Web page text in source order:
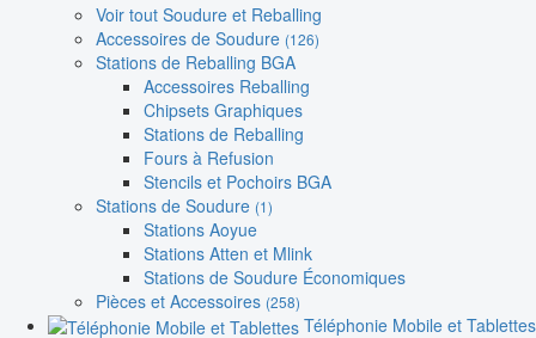
Voir tout Soudure et Reballing
Accessoires de Soudure (126)
Stations de Reballing BGA
Accessoires Reballing
Chipsets Graphiques
Stations de Reballing
Fours à Refusion
Stencils et Pochoirs BGA
Stations de Soudure (1)
Stations Aoyue
Stations Atten et Mlink
Stations de Soudure Économiques
Pièces et Accessoires (258)
Téléphonie Mobile et Tablettes